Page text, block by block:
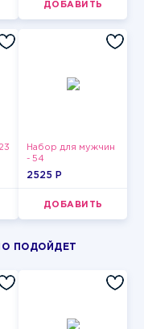
ДОБАВИТЬ
Набор для мужчин
- 54
2525 P
ДОБАВИТЬ
ПОДОЙДЕТ